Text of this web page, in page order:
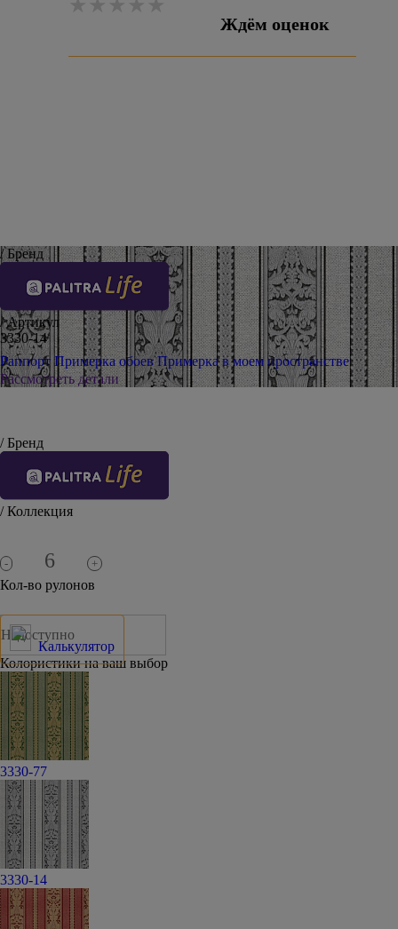
Ждём оценок
/ Бренд
/ Артикул
3330-14
Раппорт Примерка обоев Примерка в моем пространстве
Рассмотреть детали
/ Бренд
/ Коллекция
- +
Кол-во рулонов
Калькулятор
Недоступно
Колористики на ваш выбор
3330-77
3330-14